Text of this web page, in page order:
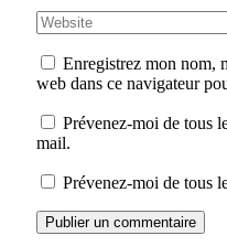
Enregistrez mon nom,
web dans ce navigateur
Prévenez-moi de tous
mail.
Prévenez-moi de tous